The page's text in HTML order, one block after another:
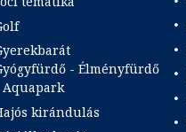
- Élményfürdő
Aquapark
kirándulás